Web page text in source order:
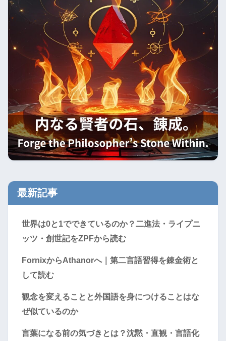
最新記事
世界は0と1でできているのか？二進法・ライプニ
ッツ・創世記をZPFから読む
FornixからAthanorへ｜第二言語習得を錬金術と
して読む
観念を変えることと外国語を身につけることはな
ぜ似ているのか
言葉になる前の気づきとは？沈黙・直観・言語化